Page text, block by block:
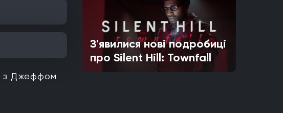
з Джеффом
З'явилися нові подробиці
про Silent Hill: Townfall